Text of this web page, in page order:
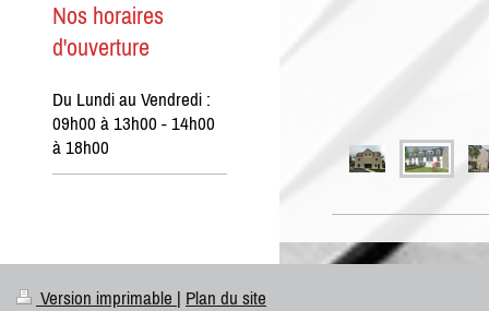
Nos horaires
d'ouverture
Du Lundi au Vendredi :
09h00 à 13h00 - 14h00
à 18h00
Version imprimable | Plan du site